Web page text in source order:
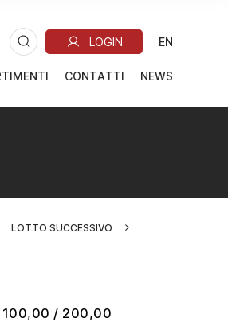
CONTATTI NEWS
LOTTO SUCCESSIVO
/ 200,00